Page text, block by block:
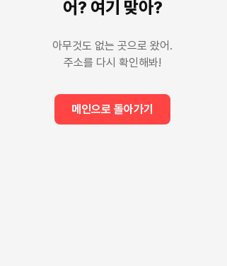
어? 여기 맞아?
아무것도 없는 곳으로 왔어.
주소를 다시 확인해봐!
메인으로 돌아가기